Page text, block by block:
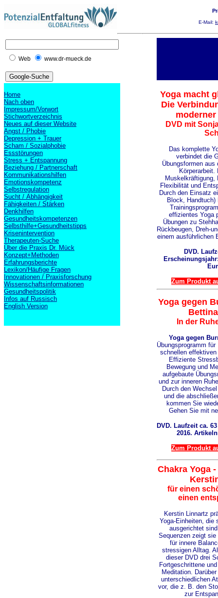
E-Mail:
Web www.dr-mueck.de
Home
Nach oben
Impressum/Vorwort
Stichwortverzeichnis
Neues auf dieser Website
Angst / Phobie
Depression + Trauer
Scham / Sozialphobie
Essstörungen
Stress + Entspannung
Beziehung / Partnerschaft
Kommunikationshilfen
Emotionskompetenz
Selbstregulation
Sucht / Abhängigkeit
Fähigkeiten / Stärken
Denkhilfen
Gesundheitskompetenzen
Selbsthilfe+Gesundheitstipps
Krisenintervention
Therapeuten-Suche
Über die Praxis Dr. Mück
Konzept+Methoden
Erfahrungsberichte
Lexikon/Häufige Fragen
Innovationen / Praxisforschung
Wissenschaftsinformationen
Gesundheitspolitik
Infos auf Russisch
English Version
Yoga macht
Die
DVD mit
Das komplette
verbindet die
Übungsformen aus
Körperarbeit.
Muskelkräftigung,
Flexibilität und
Durch den Einsatz
Block, Handtuch)
effizientes Yoga
Übungen zu
Rückbeugen, Dreh-
einem ausführlichen
DVD.
Zum Produkt
Yoga gegen
In der
Yoga gegen
Übungsprogramm
schnellen
Effiziente
Bewegung und
aufgebaute
und zur inneren
Durch den
und die
kommen Sie
Gehen Sie mit
DVD. Laufzeit ca.
2016.
Zum Produkt
Chakra Yoga
für einen
einen
Kerstin Linnartz
Yoga-Einheiten, die
ausgerichtet
Sequenzen zeigt
für innere
stressigen Alltag.
dieser DVD drei
Fortgeschrittene
Meditation.
unterschiedlichen
vor, die z. B. den
zur